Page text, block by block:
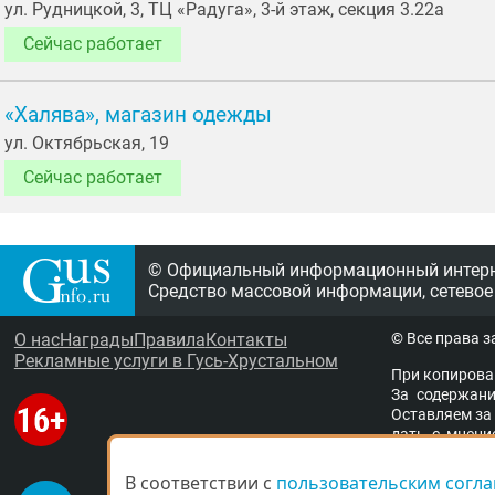
ул. Рудницкой, 3, ТЦ «Радуга», 3-й этаж, секция 3.22а
Сейчас работает
«Халява», магазин одежды
ул. Октябрьская, 19
Сейчас работает
© Официальный информационный
Средство массовой информации,
О насНаграды Правила Контакты
Рекламные услуги в Гусь-Хрустальном
© Все права
При
За
Остав­ля­ем
дать с
ще­ны
В соответствии с пользовательским
В соответствии с пользовательским